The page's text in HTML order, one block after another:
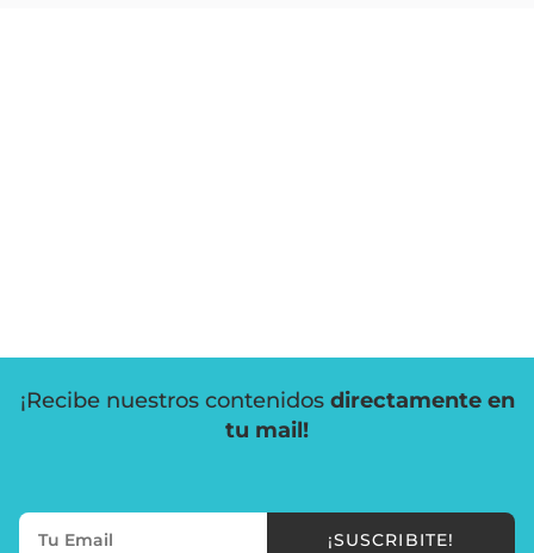
¡Recibe nuestros contenidos directamente en
tu mail!
¡SUSCRIBITE!